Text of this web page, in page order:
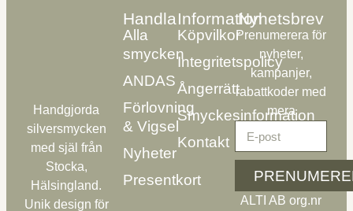
Handgjorda
silversmycken
med själ från
Stocka,
Hälsingland.
Unik design för
Handla
Alla
smycken
ANDAS
Förlovning
& Vigsel
Nyheter
Presentkort
Information
Köpvilkor
Integritetspolicy
Ångerrätt
Smyckesinformation
Kontakt
Nyhetsbrev
Prenumerera för
nyheter,
kampanjer,
rabattkoder med
mera
ALTI AB org.nr